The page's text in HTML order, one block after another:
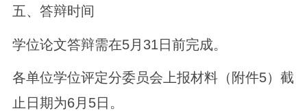
五、答辩时间
学位论文答辩需在5月31日前完成。
各单位学位评定分委员会上报材料（附件5）截
止日期为6月5日。